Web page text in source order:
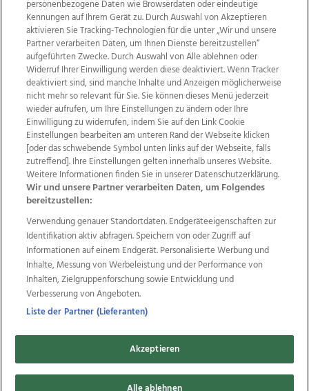
Wir über uns Mediadaten Kontakt
Jobs
Datenschutz
Impressum
AGB Anzeigekunden
AGB Website
Ehrenkodex Politische Werbung
Weitere Angebote des Medienhauses Wimmer
TV1 di-mog-i.at OÖNow
Ischler Woche
Life Radio
OÖNachrichten
OÖN Immobilien
OÖN Karriere
OÖN Reise
Promenaden Galerien
Regionaljobs
wasistlos.at wirtrauern.at
Copyrights © 2026 Tips Zeitungs GmbH & Co KG
developed by
personenbezogene Daten wie Browserdaten oder eindeutige
Kennungen auf Ihrem Gerät zu. Durch Auswahl von Akzeptieren
aktivieren Sie Tracking-Technologien für die unter „Wir und unsere
Partner verarbeiten Daten, um Ihnen Dienste bereitzustellen“
aufgeführten Zwecke. Durch Auswahl von Alle ablehnen oder
Widerruf Ihrer Einwilligung werden diese deaktiviert. Wenn Tracker
deaktiviert sind, sind manche Inhalte und Anzeigen möglicherweise
nicht mehr so relevant für Sie. Sie können dieses Menü jederzeit
wieder aufrufen, um Ihre Einstellungen zu ändern oder Ihre
Einwilligung zu widerrufen, indem Sie auf den Link Cookie
Einstellungen bearbeiten am unteren Rand der Webseite klicken
[oder das schwebende Symbol unten links auf der Webseite, falls
zutreffend]. Ihre Einstellungen gelten innerhalb unseres Website.
Weitere Informationen finden Sie in unserer Datenschutzerklärung.
Wir und unsere Partner verarbeiten Daten, um Folgendes
bereitzustellen:
Verwendung genauer Standortdaten. Endgeräteeigenschaften zur
Identifikation aktiv abfragen. Speichern von oder Zugriff auf
Informationen auf einem Endgerät. Personalisierte Werbung und
Inhalte, Messung von Werbeleistung und der Performance von
Inhalten, Zielgruppenforschung sowie Entwicklung und
Verbesserung von Angeboten.
Liste der Partner (Lieferanten)
Akzeptieren